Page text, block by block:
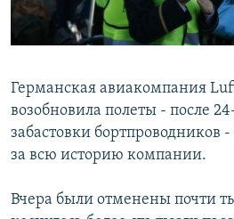
İNFOQRAFIKA
KARIKATURA
AZƏRBAYCAN ƏDƏBIYYATI KITABXANASI
İSLAM VƏ DEMOKRATIYA
MISSIYAMIZ
PEŞƏ ETIKASI VƏ JURNALISTIKA
AZADLIQRADIOSU MOBIL
BIZI IZLƏ
RFE/RL-in bütün saytları
Германская авиакомпания
возобновила полеты - после
забастовки бортпроводников
за всю историю компании.
Вчера были отменены почти